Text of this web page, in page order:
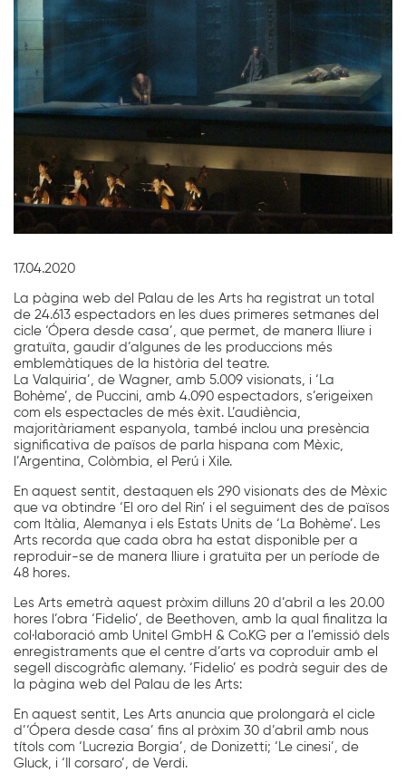
17.04.2020
La pàgina web del Palau de les Arts ha registrat un total
de 24.613 espectadors en les dues primeres setmanes del
cicle ‘Ópera desde casa’, que permet, de manera lliure i
gratuïta, gaudir d’algunes de les produccions més
emblemàtiques de la història del teatre.
La Valquiria’, de Wagner, amb 5.009 visionats, i ‘La
Bohème’, de Puccini, amb 4.090 espectadors, s’erigeixen
com els espectacles de més èxit. L’audiència,
majoritàriament espanyola, també inclou una presència
significativa de països de parla hispana com Mèxic,
l’Argentina, Colòmbia, el Perú i Xile.
En aquest sentit, destaquen els 290 visionats des de Mèxic
que va obtindre ‘El oro del Rin’ i el seguiment des de països
com Itàlia, Alemanya i els Estats Units de ‘La Bohème’. Les
Arts recorda que cada obra ha estat disponible per a
reproduir-se de manera lliure i gratuïta per un període de
48 hores.
Les Arts emetrà aquest pròxim dilluns 20 d’abril a les 20.00
hores l’obra ‘Fidelio’, de Beethoven, amb la qual finalitza la
col·laboració amb Unitel GmbH & Co.KG per a l’emissió dels
enregistraments que el centre d’arts va coproduir amb el
segell discogràfic alemany. ‘Fidelio’ es podrà seguir des de
la pàgina web del Palau de lesArts:
En aquest sentit, Les Arts anuncia que prolongarà el cicle
d’‘Ópera desde casa’ fins al pròxim 30 d’abril amb nous
títols com ‘Lucrezia Borgia’, de Donizetti; ‘Le cinesi’, de
Gluck, i ‘Il corsaro’, de Verdi.